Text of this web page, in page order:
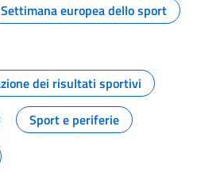
Settimana europea dello sport
dei risultati sportivi
Sport e periferie